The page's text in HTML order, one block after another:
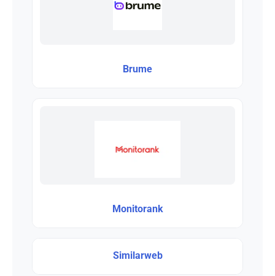
Brume
Monitorank
Similarweb